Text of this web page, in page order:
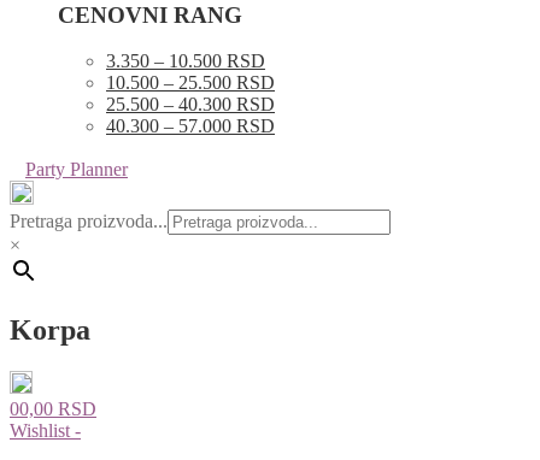
CENOVNI RANG
3.350 – 10.500 RSD
10.500 – 25.500 RSD
25.500 – 40.300 RSD
40.300 – 57.000 RSD
Party Planner
Pretraga proizvoda...
×
Korpa
00,00 RSD
Wishlist -